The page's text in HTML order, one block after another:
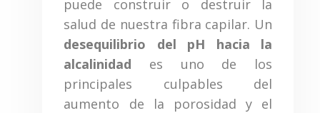
puede construir o destruir la
salud de nuestra fibra capilar. Un
desequilibrio del pH hacia la
alcalinidad es uno de los
principales culpables del
aumento de la porosidad y el